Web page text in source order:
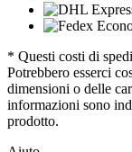
* Questi costi di
Potrebbero esserci
dimensioni o delle
informazioni sono
prodotto.